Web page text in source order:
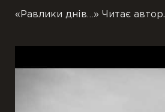
«Равлики днів…» Читає автор.